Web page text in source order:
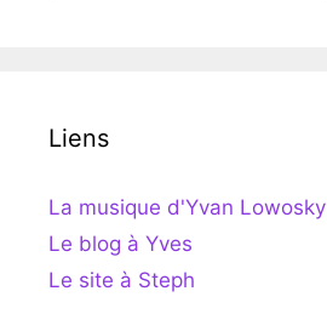
Liens
La musique d'Yvan Lowosky
Le blog à Yves
Le site à Steph